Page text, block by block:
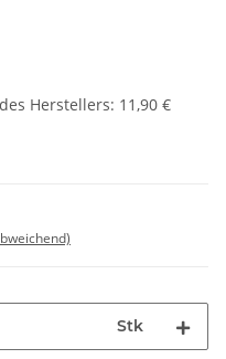
Herstellers: 11,90 €
Stk